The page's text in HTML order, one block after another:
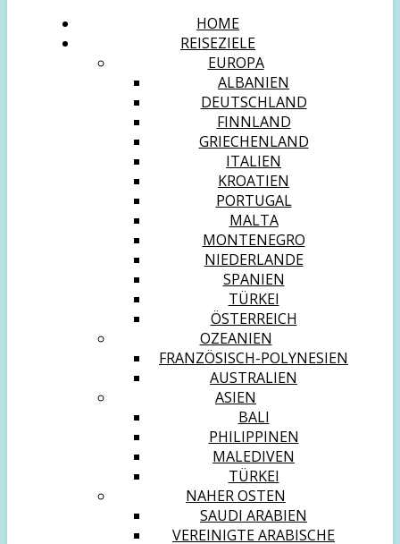
HOME
REISEZIELE
EUROPA
ALBANIEN
DEUTSCHLAND
FINNLAND
GRIECHENLAND
ITALIEN
KROATIEN
PORTUGAL
MALTA
MONTENEGRO
NIEDERLANDE
SPANIEN
TÜRKEI
ÖSTERREICH
OZEANIEN
FRANZÖSISCH-POLYNESIEN
AUSTRALIEN
ASIEN
BALI
PHILIPPINEN
MALEDIVEN
TÜRKEI
NAHER OSTEN
SAUDI ARABIEN
VEREINIGTE ARABISCHE